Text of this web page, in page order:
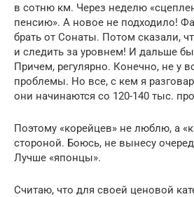
в сотню км. Через неделю
пенсию». А новое не подходило!
брать от Сонаты. Потом сказали,
и следить за уровнем! И дальше
Причем, регулярно. Конечно, не у
проблемы. Но все, с кем я
они начинаются со 120-140 тыс.
Поэтому «корейцев» не люблю, а
стороной. Боюсь, не вынесу
Лучше «японцы».
Считаю, что для своей ценовой